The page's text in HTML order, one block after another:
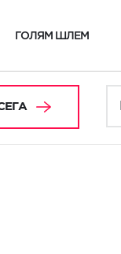
ГОЛЯМ ШЛЕМ